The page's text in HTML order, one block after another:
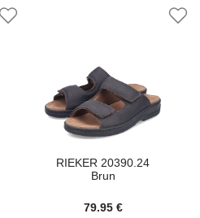
RIEKER 20390.24
Brun
79.95 €